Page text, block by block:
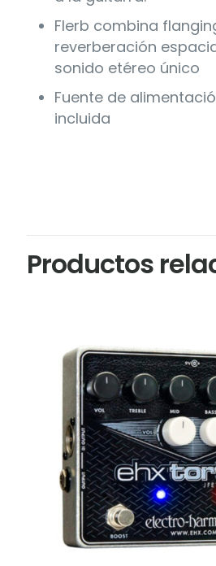
Flerb combina
reverberación
sonido etéreo único
Fuente de
incluida
Productos